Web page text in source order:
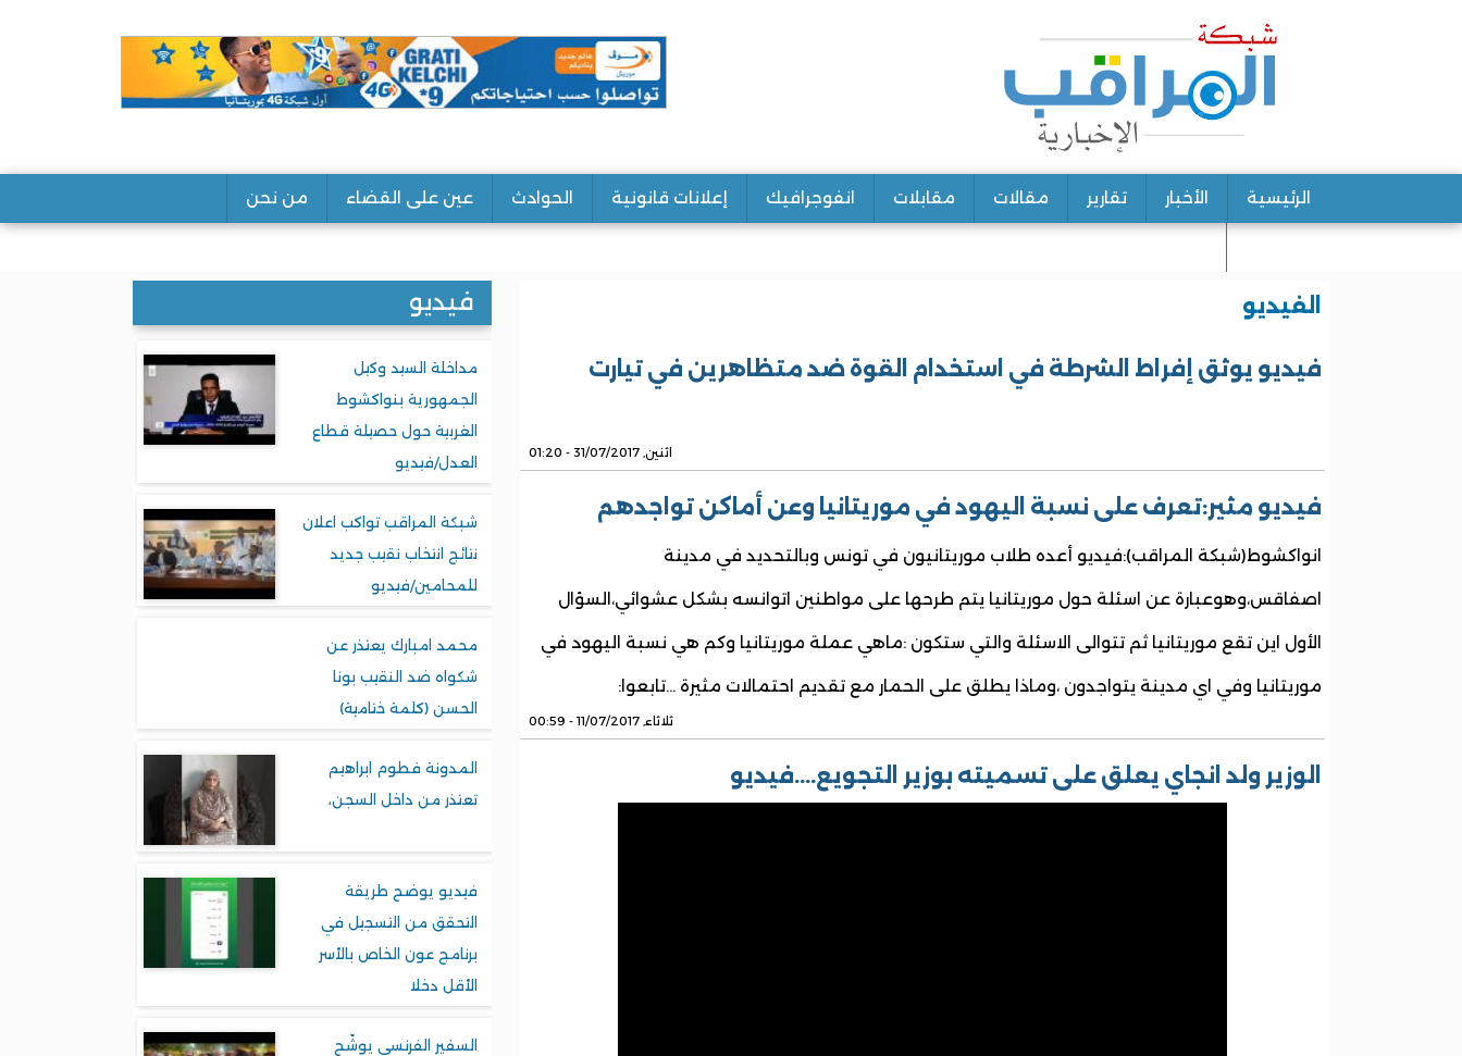
الرئيسية الأخبار تقارير مقالات مقابلات انفوجرافيك إعلانات قانونية الحوادث عين على القضاء من نحن
الفيديو
فيديو يوثق إفراط الشرطة في استخدام القوة ضد متظاهرين في تيارت
اثنين, 31/07/2017 - 01:20
فيديو مثير:تعرف على نسبة اليهود في موريتانيا وعن أماكن تواجدهم
انواكشوط(شبكة المراقب):فيديو أعده طلاب موريتانيون في تونس وبالتحديد في مدينة
اصفاقس،وهوعبارة عن اسئلة حول موريتانيا يتم طرحها على مواطنين اتوانسه بشكل عشوائي،السؤال
الأول اين تقع موريتانيا ثم تتوالى الاسئلة والتي ستكون :ماهي عملة موريتانيا وكم هي نسبة اليهود في
موريتانيا وفي اي مدينة يتواجدون ،وماذا يطلق على الحمار مع تقديم احتمالات مثيرة …تابعوا:
ثلاثاء, 11/07/2017 - 00:59
الوزير ولد انجاي يعلق على تسميته بوزير التجويع....فيديو
فيديو
مداخلة السيد وكيل
الجمهورية بنواكشوط
الغربية حول حصيلة قطاع
العدل/فيديو
شبكة المراقب تواكب اعلان
نتائج انتخاب نقيب جديد
للمحامين/فيديو
محمد امبارك يعتذر عن
شكواه ضد النقيب بونا
الحسن (كلمة ختامية)
المدونة فطوم ابراهيم
تعتذر من داخل السجن،
فيديو يوضح طريقة
التحقق من التسجيل في
برنامج عون الخاص بالأسر
الأقل دخلا
السفير الفرنسي يوشّح